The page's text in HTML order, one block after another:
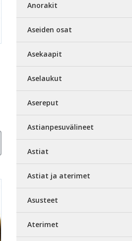
Anorakit
Aseiden osat
Asekaapit
Aselaukut
Asereput
Astianpesuvälineet
Astiat
Astiat ja aterimet
Asusteet
Aterimet